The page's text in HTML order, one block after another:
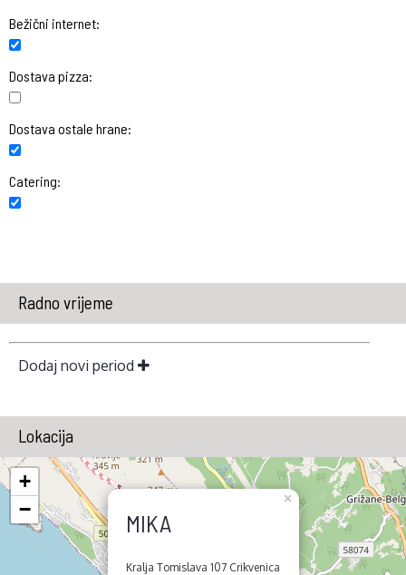
Bežični internet:
Dostava pizza:
Dostava ostale hrane:
Catering:
Radno vrijeme
Dodaj novi period
Lokacija
MIKA
Kralja Tomislava 107 Crikvenica
×
+
−